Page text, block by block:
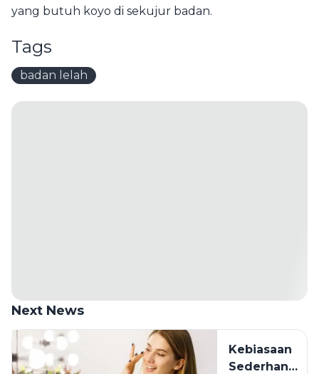
yang butuh koyo di sekujur badan.
Tags
badan lelah
Next News
Kebiasaan
Sederhana